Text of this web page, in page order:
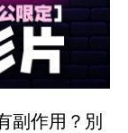
副作用？別